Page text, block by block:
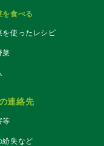
を食べる
を使ったレシピ
菜
連絡先
等
紛失など